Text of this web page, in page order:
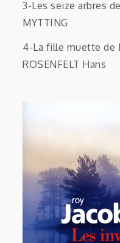
3-Les seize arbres
MYTTING
4-La fille muette de
ROSENFELT Hans